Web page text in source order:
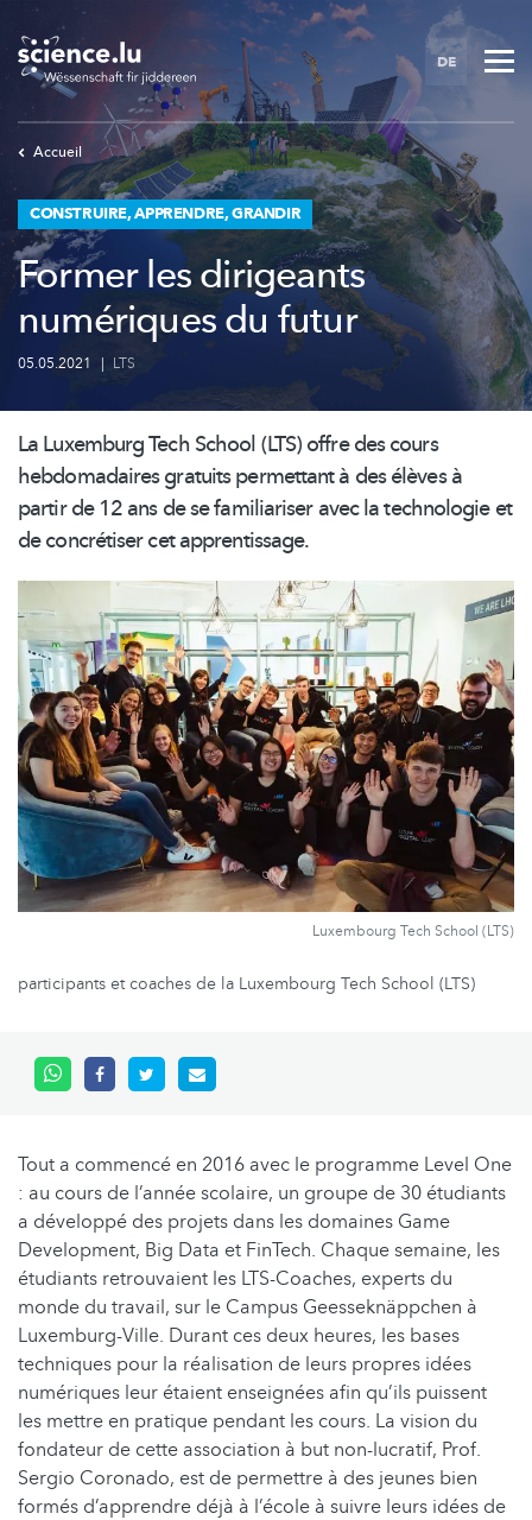
to
main
content
DE
Accueil
CONSTRUIRE, APPRENDRE, GRANDIR
Former les dirigeants
numériques du futur
05.05.2021 | LTS
La Luxemburg Tech School (LTS) offre des cours
hebdomadaires gratuits permettant à des élèves à
partir de 12 ans de se familiariser avec la technologie et
de concrétiser cetapprentissage.
Luxembourg Tech School (LTS)
participants et coaches de la Luxembourg Tech School (LTS)
Tout a commencé en 2016 avec le programme Level One
: au cours de l’année scolaire, un groupe de 30 étudiants
a développé des projets dans les domaines Game
Development, Big Data et FinTech. Chaque semaine, les
étudiants retrouvaient les LTS-Coaches, experts du
monde du travail, sur le Campus Geesseknäppchen à
Luxemburg-Ville. Durant ces deux heures, les bases
techniques pour la réalisation de leurs propres idées
numériques leur étaient enseignées afin qu’ils puissent
les mettre en pratique pendant les cours. La vision du
fondateur de cette association à but non-lucratif, Prof.
Sergio Coronado, est de permettre à des jeunes bien
formés d’apprendre déjà à l’école à suivre leurs idées de